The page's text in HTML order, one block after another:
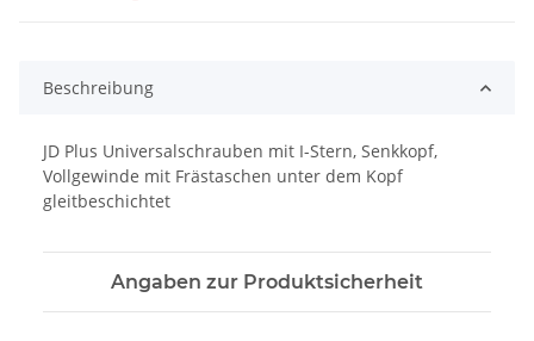
Beschreibung
JD Plus Universalschrauben mit I-Stern, Senkkopf,
Vollgewinde mit Frästaschen unter dem Kopf
gleitbeschichtet
Angaben zur Produktsicherheit